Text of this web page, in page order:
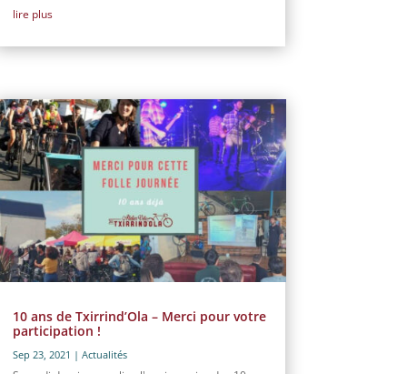
lire plus
10 ans de Txirrind’Ola – Merci pour votre
participation !
Sep 23, 2021 | Actualités